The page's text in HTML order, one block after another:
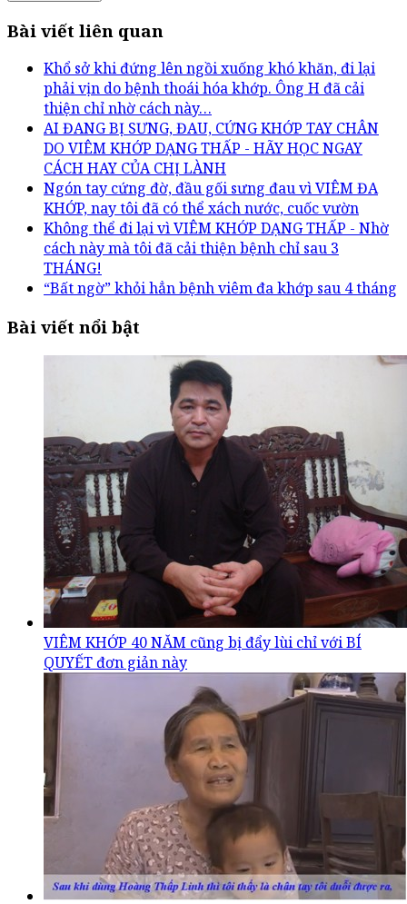
Bài viết liên quan
Khổ sở khi đứng lên ngồi xuống khó khăn, đi lại
phải vịn do bệnh thoái hóa khớp. Ông H đã cải
thiện chỉ nhờ cách này…
AI ĐANG BỊ SƯNG, ĐAU, CỨNG KHỚP TAY CHÂN
DO VIÊM KHỚP DẠNG THẤP - HÃY HỌC NGAY
CÁCH HAY CỦA CHỊ LÀNH
Ngón tay cứng đờ, đầu gối sưng đau vì VIÊM ĐA
KHỚP, nay tôi đã có thể xách nước, cuốc vườn
Không thể đi lại vì VIÊM KHỚP DẠNG THẤP - Nhờ
cách này mà tôi đã cải thiện bệnh chỉ sau 3
THÁNG!
“Bất ngờ” khỏi hẳn bệnh viêm đa khớp sau 4 tháng
Bài viết nổi bật
VIÊM KHỚP 40 NĂM cũng bị đẩy lùi chỉ với BÍ
QUYẾT đơn giản này